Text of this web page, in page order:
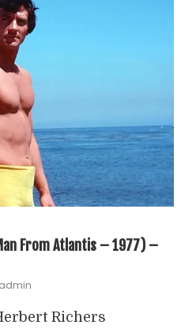
From Atlantis – 1977) –
admin
Richers